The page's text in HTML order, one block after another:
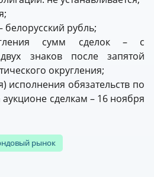
белорусский рубль;
сумм сделок – с
знаков после запятой
округления;
исполнения обязательств по
сделкам – 16 ноября
рынок